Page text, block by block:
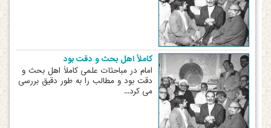
کاملاً اهل بحث و دقت بود
امام در مباحثات علمی کاملاً اهل بحث و
دقت بود و مطالب را به طور دقیق بررسی
می کرد...